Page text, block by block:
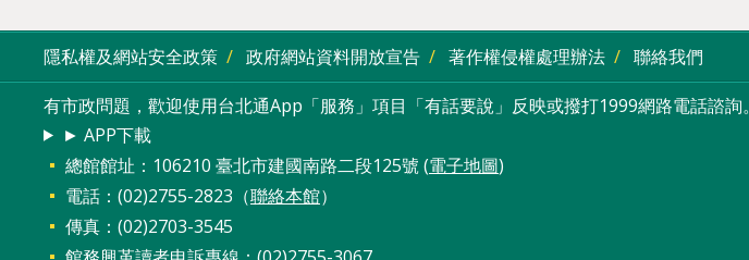
隱私權及網站安全政策 政府網站資料開放宣告 著作權侵權處理辦法 聯絡我們
有市政問題，歡迎使用台北通App「服務」項目「有話要說」反映或撥打1999網路電話諮詢。
► APP下載
總館館址：106210 臺北市建國南路二段125號 (電子地圖)
電話：(02)2755-2823（聯絡本館）
傳真：(02)2703-3545